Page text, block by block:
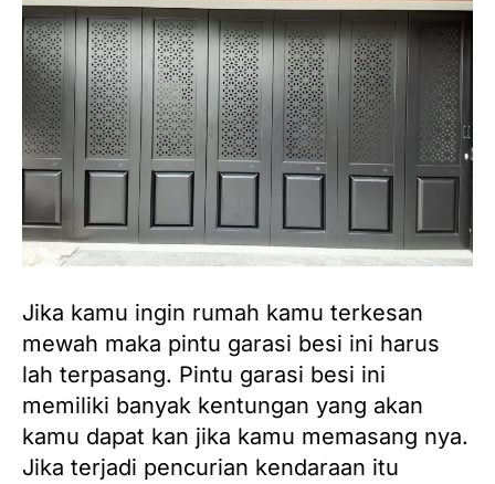
Jika kamu ingin rumah kamu terkesan
mewah maka pintu garasi besi ini harus
lah terpasang. Pintu garasi besi ini
memiliki banyak kentungan yang akan
kamu dapat kan jika kamu memasang nya.
Jika terjadi pencurian kendaraan itu